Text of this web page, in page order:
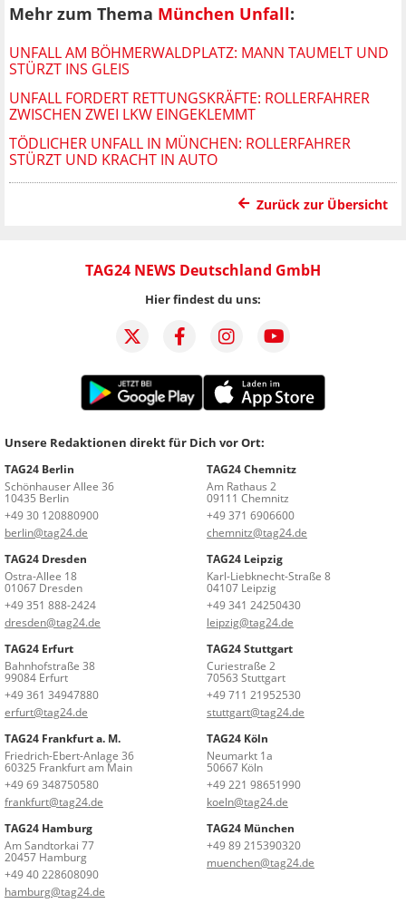
Mehr zum Thema München Unfall:
UNFALL AM BÖHMERWALDPLATZ: MANN TAUMELT UND
STÜRZT INS GLEIS
UNFALL FORDERT RETTUNGSKRÄFTE: ROLLERFAHRER
ZWISCHEN ZWEI LKW EINGEKLEMMT
TÖDLICHER UNFALL IN MÜNCHEN: ROLLERFAHRER
STÜRZT UND KRACHT IN AUTO
Zurück zur Übersicht
TAG24 NEWS Deutschland GmbH
Hier findest du uns:
Unsere Redaktionen direkt für Dich vor Ort:
TAG24 Berlin
Schönhauser Allee 36
10435 Berlin
+49 30 120880900
berlin@tag24.de
TAG24 Chemnitz
Am Rathaus 2
09111 Chemnitz
+49 371 6906600
chemnitz@tag24.de
TAG24 Dresden
Ostra-Allee 18
01067 Dresden
+49 351 888-2424
dresden@tag24.de
TAG24 Leipzig
Karl-Liebknecht-Straße 8
04107 Leipzig
+49 341 24250430
leipzig@tag24.de
TAG24 Erfurt
Bahnhofstraße 38
99084 Erfurt
+49 361 34947880
erfurt@tag24.de
TAG24 Stuttgart
Curiestraße 2
70563 Stuttgart
+49 711 21952530
stuttgart@tag24.de
TAG24 Frankfurt a. M.
Friedrich-Ebert-Anlage 36
60325 Frankfurt am Main
+49 69 348750580
frankfurt@tag24.de
TAG24 Köln
Neumarkt 1a
50667 Köln
+49 221 98651990
koeln@tag24.de
TAG24 Hamburg
Am Sandtorkai 77
20457 Hamburg
+49 40 228608090
hamburg@tag24.de
TAG24 München
+49 89 215390320
muenchen@tag24.de